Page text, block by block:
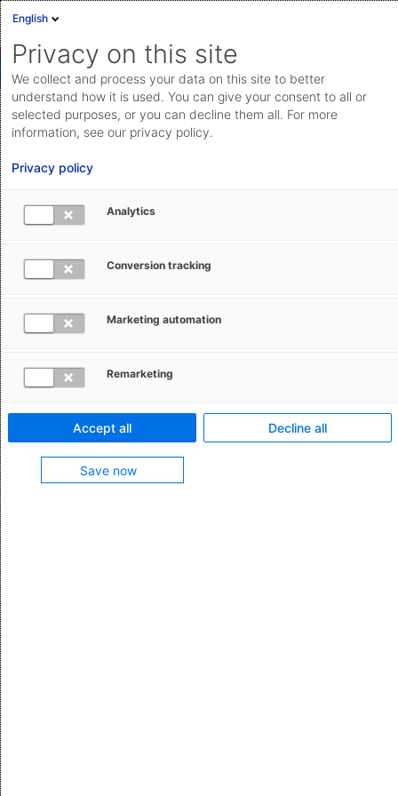
Ausfuhrvorgänge aus Schweden
abwickeln (AES)
Übermitteln Sie alle erforderlichen Zollnachrichten und
-dokumente für Ausfuhren aus Schweden direkt ans
Funktion merken
Funktionsmerkmale:
AES abwickeln
English
Privacy on this site
We collect and process your data on this site to better
understand how it is used. You can give your consent to all or
selected purposes, or you can decline them all. For more
information, see our privacy policy.
Privacy policy
Analytics
Conversion tracking
Marketing automation
Remarketing
Accept all Decline all
Save now